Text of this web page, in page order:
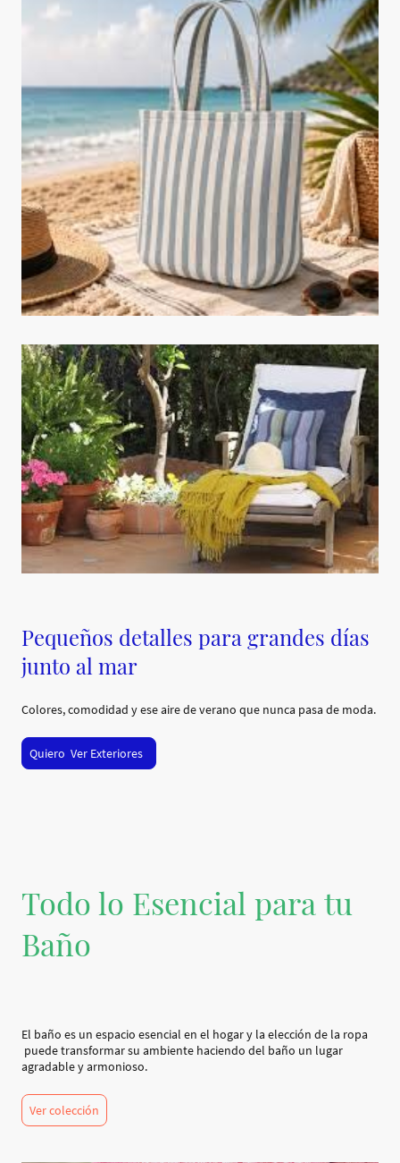
Pequeños detalles para grandes días
junto al mar
Colores, comodidad y ese aire de verano que nunca pasa de moda.
Quiero Ver Exteriores
Todo lo Esencial para tu
Baño
El baño es un espacio esencial en el hogar y la elección de la ropa
puede transformar su ambiente haciendo del baño un lugar
agradable y armonioso.
Ver colección